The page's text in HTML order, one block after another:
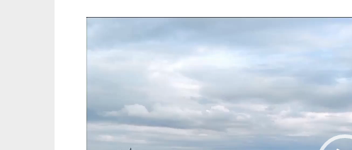
Видеоплеер